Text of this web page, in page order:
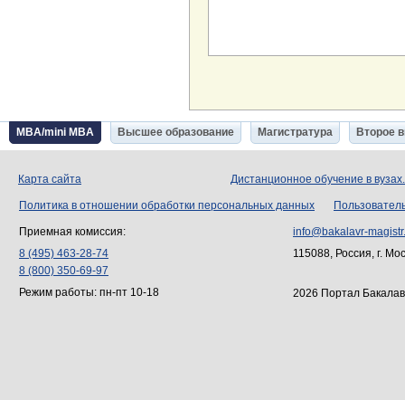
MBA/mini MBA Высшее образование Магистратура Второе
Карта сайта Дистанционное обучение в
Политика в отношении обработки персональных данных
Приемная комиссия:
8 (495) 463-28-74
8 (800) 350-69-97
Режим работы: пн-пт 10-18
info@bakalavr-
115088, Россия, г.
2026 Портал